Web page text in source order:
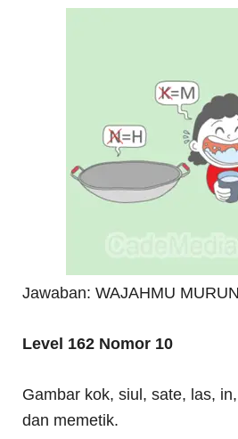
Jawaban: WAJAHMU
Level 162 Nomor 10
Gambar kok, siul, sate, las,
dan memetik.